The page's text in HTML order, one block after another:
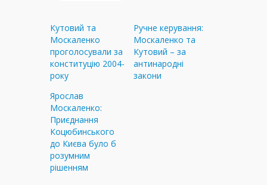
Кутовий та
Москаленко
проголосували за
конституцію 2004-
року
Ручне керування:
Москаленко та
Кутовий – за
антинародні
закони
Ярослав
Москаленко:
Приєднання
Коцюбинського
до Києва було б
розумним
рішенням